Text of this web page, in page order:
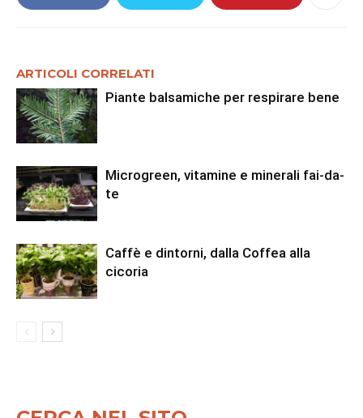
ARTICOLI CORRELATI
Piante balsamiche per respirare bene
Microgreen, vitamine e minerali fai-da-
te
Caffè e dintorni, dalla Coffea alla
cicoria